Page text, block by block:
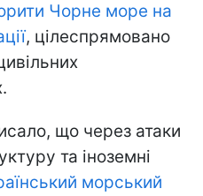
Чорне море на
, цілеспрямовано
що через атаки
та іноземні
морський